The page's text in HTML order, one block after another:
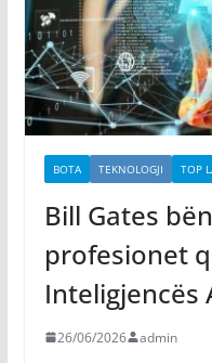
BOTA TEKNOLOGJI TOP
Bill Gates
profesionet
Inteligjencës
26/06/2026 admin